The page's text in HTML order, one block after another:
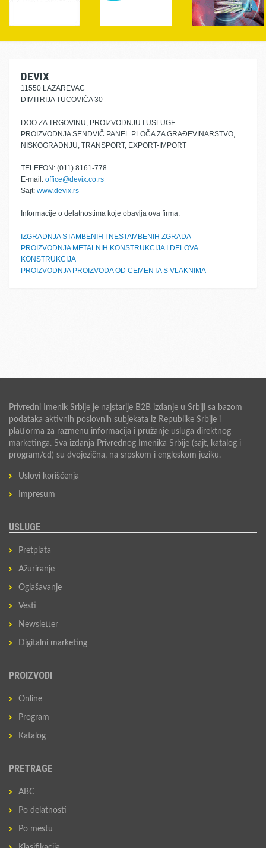
DEVIX
11550 LAZAREVAC
DIMITRIJA TUCOVIĆA 30
DOO ZA TRGOVINU, PROIZVODNJU I USLUGE
PROIZVODNJA SENDVIČ PANEL PLOČA ZA GRAĐEVINARSTVO,
NISKOGRADNJU, TRANSPORT, EXPORT-IMPORT
TELEFON: (011) 8161-778
E-mail: office@devix.co.rs
Sajt: www.devix.rs
Informacije o delatnostima koje obavlja ova firma:
IZGRADNJA STAMBENIH I NESTAMBENIH ZGRADA
PROIZVODNJA METALNIH KONSTRUKCIJA I DELOVA
KONSTRUKCIJA
PROIZVODNJA PROIZVODA OD CEMENTA S VLAKNIMA
Privredni Imenik Srbije je najstarije B2B izdanje u Srbiji sa bazom
podataka aktivnih poslovnih subjekata iz Republike Srbije i
platforma za razmenu informacija i pružanje usluga direktnog
marketinga. Sva izdanja Privrednog Imenika Srbije (sajt, katalog i
program/cd) su dvojezična, na srpskom i engleskom jeziku.
Uslovi korišćenja
Impresum
USLUGE
Pretplata
Ažuriranje
Oglašavanje
Vesti
Newsletter
Digitalni marketing
PROIZVODI
Online
Program
Katalog
PRETRAGE
ABC
Po delatnosti
Po mestu